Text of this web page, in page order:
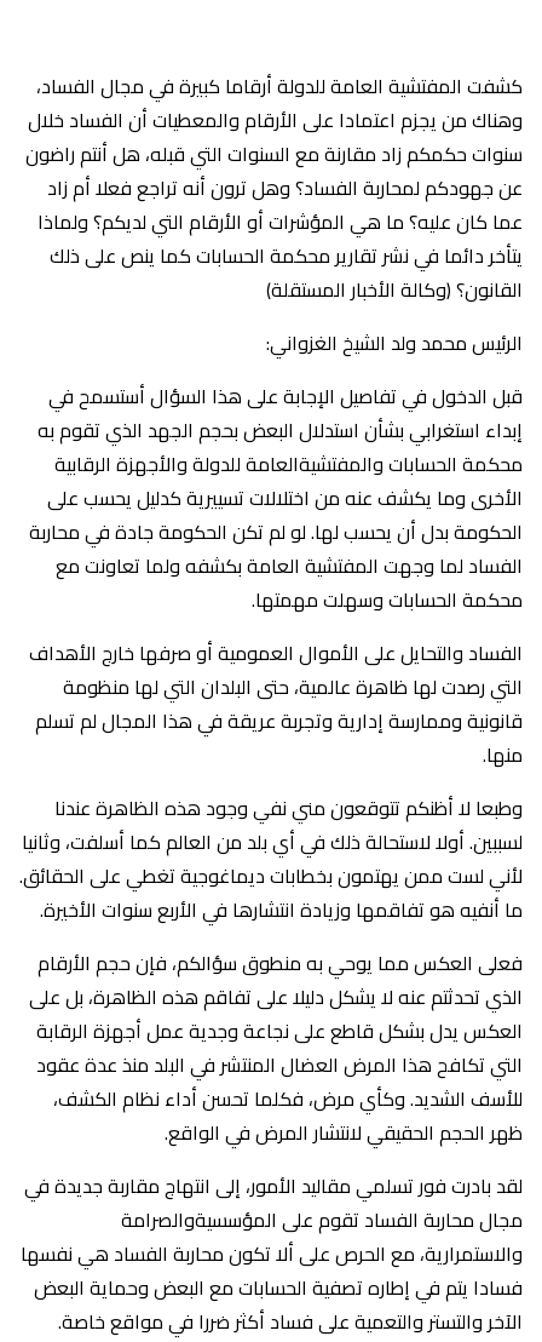
كشفت المفتشية العامة للدولة أرقاما كبيرة في مجال الفساد،
وهناك من يجزم اعتمادا على الأرقام والمعطيات أن الفساد خلال
سنوات حكمكم زاد مقارنة مع السنوات التي قبله، هل أنتم راضون
عن جهودكم لمحاربة الفساد؟ وهل ترون أنه تراجع فعلا أم زاد
عما كان عليه؟ ما هي المؤشرات أو الأرقام التي لديكم؟ ولماذا
يتأخر دائما في نشر تقارير محكمة الحسابات كما ينص على ذلك
القانون؟ (وكالة الأخبار المستقلة)
قبل الدخول في تفاصيل الإجابة على هذا السؤال أستسمح في
إبداء استغرابي بشأن استدلال البعض بحجم الجهد الذي تقوم به
محكمة الحسابات والمفتشيةالعامة للدولة والأجهزة الرقابية
الأخرى وما يكشف عنه من اختلالات تسييرية كدليل يحسب على
الحكومة بدل أن يحسب لها. لو لم تكن الحكومة جادة في محاربة
الفساد لما وجهت المفتشية العامة بكشفه ولما تعاونت مع
محكمة الحسابات وسهلت مهمتها.
الفساد والتحايل على الأموال العمومية أو صرفها خارج الأهداف
التي رصدت لها ظاهرة عالمية، حتى البلدان التي لها منظومة
قانونية وممارسة إدارية وتجربة عريقة في هذا المجال لم تسلم
منها.
وطبعا لا أظنكم تتوقعون مني نفي وجود هذه الظاهرة عندنا
لسببين. أولا لاستحالة ذلك في أي بلد من العالم كما أسلفت، وثانيا
لأني لست ممن يهتمون بخطابات ديماغوجية تغطي على الحقائق.
ما أنفيه هو تفاقمها وزيادة انتشارها في الأربع سنوات الأخيرة.
‎فعلى العكس مما يوحي به منطوق سؤالكم، فإن حجم الأرقام
الذي تحدثتم عنه لا يشكل دليلا على تفاقم هذه الظاهرة، بل على
العكس يدل بشكل قاطع على نجاعة وجدية عمل أجهزة الرقابة
التي تكافح هذا المرض العضال المنتشر في البلد منذ عدة عقود
للأسف الشديد. وكأي مرض، فكلما تحسن أداء نظام الكشف،
ظهر الحجم الحقيقي لانتشار المرض في الواقع.
‎لقد بادرت فور تسلمي مقاليد الأمور، إلى انتهاج مقاربة جديدة في
مجال محاربة الفساد تقوم على المؤسسيةوالصرامة
والاستمرارية، مع الحرص على ألا تكون محاربة الفساد هي نفسها
فسادا يتم في إطاره تصفية الحسابات مع البعض وحماية البعض
الآخر والتستر والتعمية على فساد أكثر ضررا في مواقع خاصة.